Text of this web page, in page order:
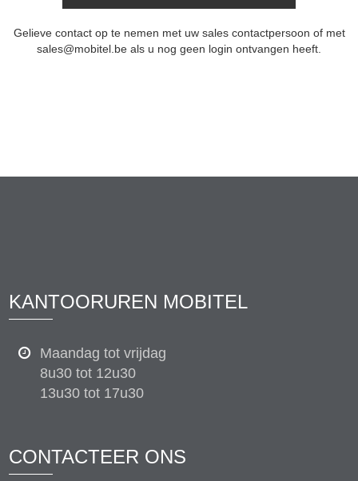
Gelieve contact op te nemen met uw sales contactpersoon of met
sales@mobitel.be als u nog geen login ontvangen heeft.
KANTOORUREN MOBITEL
Maandag tot vrijdag
8u30 tot 12u30
13u30 tot 17u30
CONTACTEER ONS